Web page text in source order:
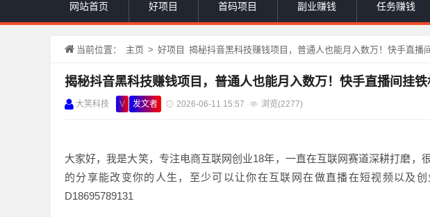
网站首页 好项目 首码项目 副业赚钱 任务赚钱
当前位置： 主页 > 好项目 揭秘抖音黑科技赚钱项目，普通人也能月入数万！快手直播
大笑科技 V 发文者 2026-06-11 15:57 浏览(2277)
大家好，我是大笑，专注电商互联网创业18年，一直在互联网赛道深耕打磨，
的分享能改变你的人生，至少可以让你在互联网在做直播在短视频以及创
D18695789131